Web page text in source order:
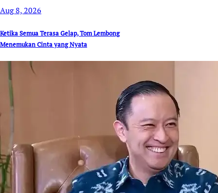
Aug 8, 2026
Ketika Semua Terasa Gelap, Tom Lembong
Menemukan Cinta yang Nyata